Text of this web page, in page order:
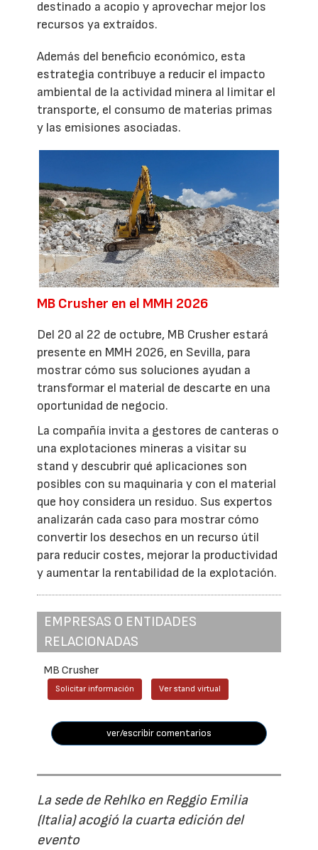
destinado a acopio y aprovechar mejor los
recursos ya extraídos.
Además del beneficio económico, esta
estrategia contribuye a reducir el impacto
ambiental de la actividad minera al limitar el
transporte, el consumo de materias primas
y las emisiones asociadas.
MB Crusher en el MMH 2026
Del 20 al 22 de octubre, MB Crusher estará
presente en MMH 2026, en Sevilla, para
mostrar cómo sus soluciones ayudan a
transformar el material de descarte en una
oportunidad de negocio.
La compañía invita a gestores de canteras o
una explotaciones mineras a visitar su
stand y descubrir qué aplicaciones son
posibles con su maquinaria y con el material
que hoy considera un residuo. Sus expertos
analizarán cada caso para mostrar cómo
convertir los desechos en un recurso útil
para reducir costes, mejorar la productividad
y aumentar la rentabilidad de la explotación.
EMPRESAS O ENTIDADES
RELACIONADAS
MB Crusher
Solicitar información Ver stand virtual
ver/escribir comentarios
La sede de Rehlko en Reggio Emilia
(Italia) acogió la cuarta edición del
evento